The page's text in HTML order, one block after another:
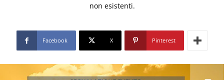
non esistenti.
Facebook X Pinterest